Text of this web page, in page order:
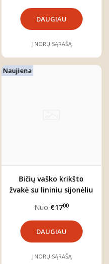
DAUGIAU
Į NORŲ SĄRAŠĄ
Naujiena
Bičių vaško krikšto
žvakė su lininiu sijonėliu
Nuo €1700
DAUGIAU
Į NORŲ SĄRAŠĄ